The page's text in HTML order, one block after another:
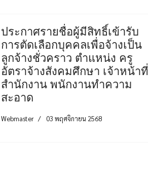
ประกาศรายชื่อผู้มีสิทธิ์เข้ารับ
การตัดเลือกบุคคลเพื่อจ้างเป็น
ลูกจ้างชั่วคราว ตำแหน่ง ครู
อัตราจ้างสังคมศึกษา เจ้าหน้าที่
สำนักงาน พนักงานทำความ
สะอาด
Webmaster 03 พฤศจิกายน 2568